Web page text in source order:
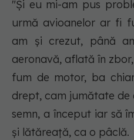
"Și eu mi-am pus
urmă avioanelor ar fi
am și crezut, până
aeronavă, aflată în
fum de motor, ba
drept, cam jumătate de
semn, a început iar să
și lătăreață, ca o pâclă.